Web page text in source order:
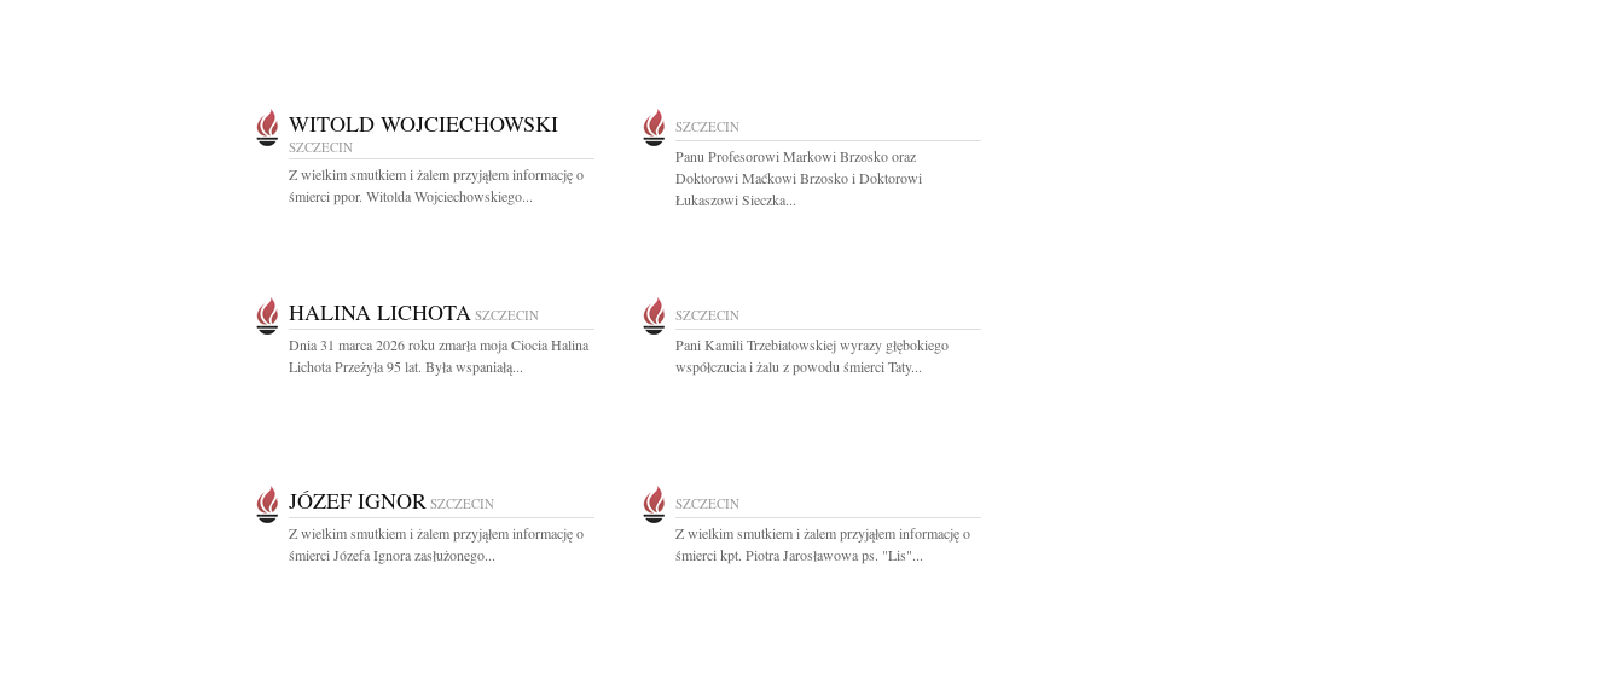
WITOLD WOJCIECHOWSKI
SZCZECIN
Z wielkim smutkiem i żalem przyjąłem informację o
śmierci ppor. Witolda Wojciechowskiego...
SZCZECIN
Panu Profesorowi Markowi Brzosko oraz
Doktorowi Maćkowi Brzosko i Doktorowi
Łukaszowi Sieczka...
HALINA LICHOTA SZCZECIN
Dnia 31 marca 2026 roku zmarła moja Ciocia Halina
Lichota Przeżyła 95 lat. Była wspaniałą...
SZCZECIN
Pani Kamili Trzebiatowskiej wyrazy głębokiego
współczucia i żalu z powodu śmierci Taty...
JÓZEF IGNOR SZCZECIN
Z wielkim smutkiem i żalem przyjąłem informację o
śmierci Józefa Ignora zasłużonego...
SZCZECIN
Z wielkim smutkiem i żalem przyjąłem informację o
śmierci kpt. Piotra Jarosławowa ps. "Lis"...